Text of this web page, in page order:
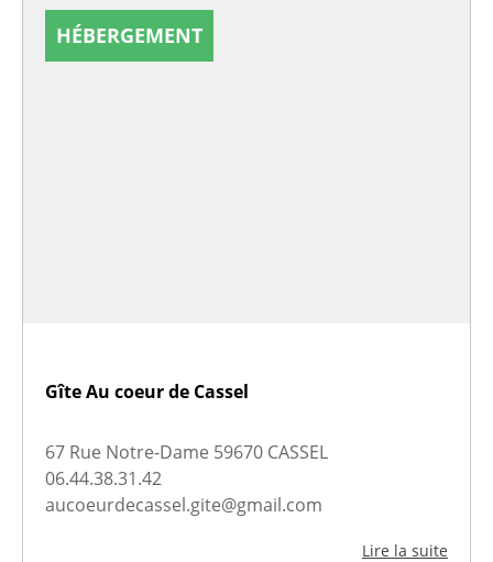
HÉBERGEMENT
Gîte Au coeur de Cassel
67 Rue Notre-Dame 59670 CASSEL
06.44.38.31.42
aucoeurdecassel.gite@gmail.com
Lire la suite